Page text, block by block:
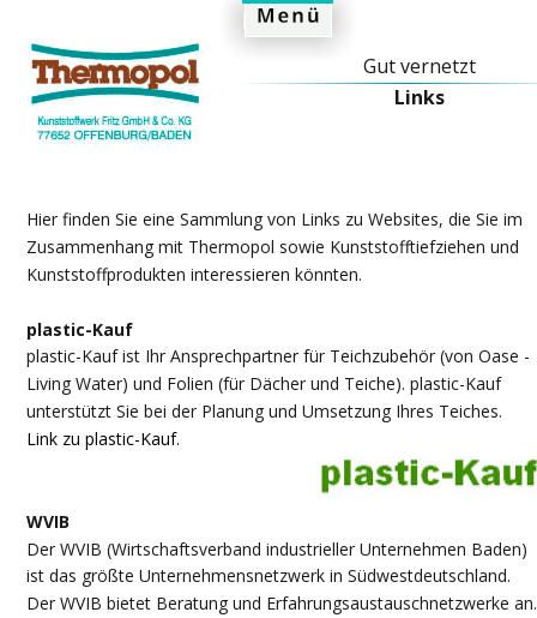
Hier finden Sie eine Sammlung von Links zu Websites, die Sie im
Zusammenhang mit Thermopol sowie Kunststofftiefziehen und
Kunststoffprodukten interessieren könnten.
plastic-Kauf
plastic-Kauf ist Ihr Ansprechpartner für Teichzubehör (von Oase -
Living Water) und Folien (für Dächer und Teiche). plastic-Kauf
unterstützt Sie bei der Planung und Umsetzung Ihres Teiches.
Link zu plastic-Kauf.
WVIB
Der WVIB (Wirtschaftsverband industrieller Unternehmen Baden)
ist das größte Unternehmensnetzwerk in Südwestdeutschland.
Der WVIB bietet Beratung und Erfahrungsaustauschnetzwerke
Gut vernetzt
Links